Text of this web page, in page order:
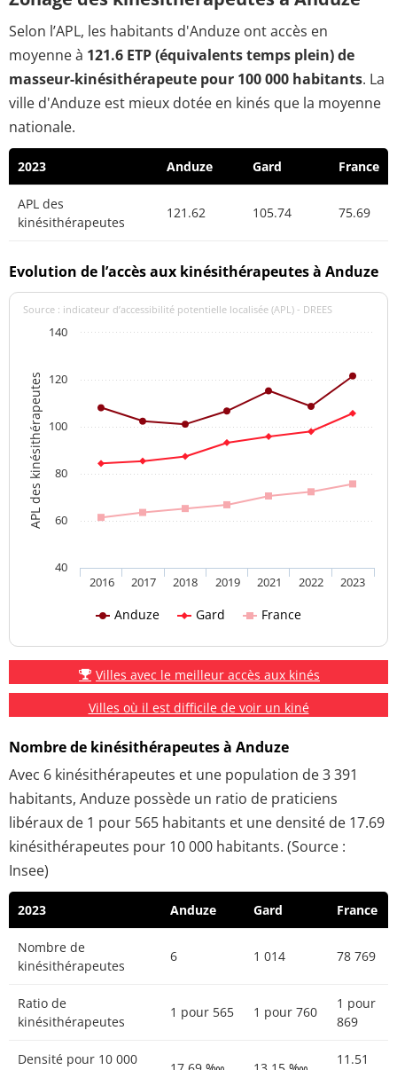
Selon l’APL, les habitants d'Anduze ont accès en
moyenne à 121.6 ETP (équivalents temps plein) de
masseur-kinésithérapeute pour 100 000 habitants. La
ville d'Anduze est mieux dotée en kinés que la moyenne
nationale.
2023 Anduze Gard France
APL des
kinésithérapeutes
121.62 105.74 75.69
Evolution de l’accès aux kinésithérapeutes à Anduze
APL des kinésithérapeutes
Source : indicateur d’accessibilité potentielle localisée (APL) - DREES
Anduze Gard France
2016 2017 2018 2019 2021 2022 2023
40
60
80
100
120
140
Villes avec le meilleur accès aux kinés
Villes où il est difficile de voir un kiné
Nombre de kinésithérapeutes à Anduze
Avec 6 kinésithérapeutes et une population de 3 391
habitants, Anduze possède un ratio de praticiens
libéraux de 1 pour 565 habitants et une densité de 17.69
kinésithérapeutes pour 10 000 habitants. (Source :
Insee)
2023 Anduze Gard France
Nombre de
kinésithérapeutes
6 1 014 78 769
Ratio de
kinésithérapeutes
1 pour 565 1 pour 760
1 pour
869
Densité pour 10 000
11.51